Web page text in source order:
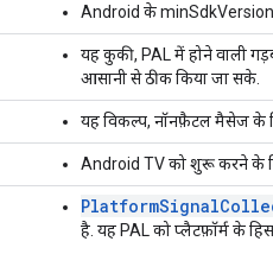
Android के minSdkVersion
यह कुकी, PAL में होने वाली
आसानी से ठीक किया जा सके.
यह विकल्प, नॉनफ़ैटल मैसेज के
Android TV को शुरू करने के
है. यह PAL को प्लैटफ़ॉर्म के